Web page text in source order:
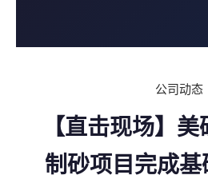
公司动态
【直击现场】
制砂项目完成